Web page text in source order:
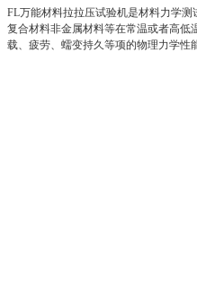
FL万能材料拉拉压试验机是材料力学
复合材料非金属材料等在常温或者高
载、疲劳、蠕变持久等项的物理力学性